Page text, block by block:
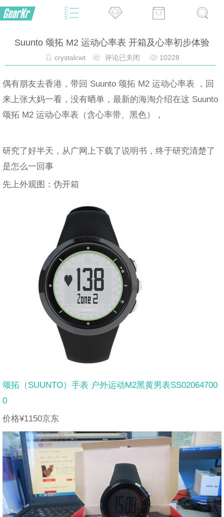
Suunto 颂拓 M2 运动心率表 开箱及心率初步体验
crystalcwt 评论已关闭 10228
偶有朋友去香港，带回 Suunto 颂拓 M2 运动心率表 ，回
来上张大妈一看，没有晒单，最新的海淘介绍在这 Suunto
颂拓 M2 运动心率表（含心率带、黑色），
研究了好半天，从广网上下载了说明书，终于研究清楚了
是怎么一回事
先上外观图：伪开箱
颂拓（SUUNTO）手表 户外运动M2黑黄男表SS02064700
0
价格¥1150京东